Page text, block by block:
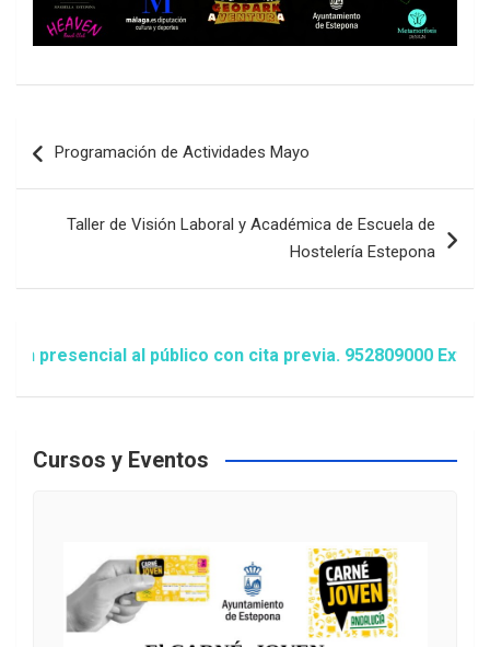
de
Programación de Actividades Mayo
Taller de Visión Laboral y Académica de Escuela de
Hostelería Estepona
al público con cita previa. 952809000 Extensión
Cursos y Eventos